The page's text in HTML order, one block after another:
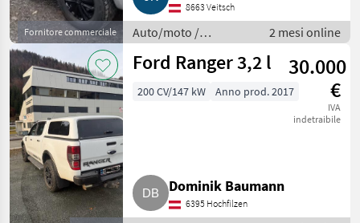
Fornitore commerciale
8663 Veitsch
Auto/moto /
Fuoristrada
2 mesi online
Ford Ranger 3,2 l
30.000
€
IVA
indetraibile
200 CV/147 kW Anno prod. 2017
Dominik Baumann
6395 Hochfilzen